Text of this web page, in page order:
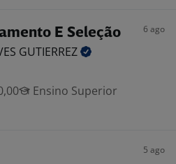
E Seleção 6 ago
GUTIERREZ
Ensino Superior
5 ago